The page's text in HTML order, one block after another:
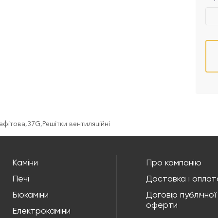
,37G,Решітки вентиляційні
Каміни
Печі
Біокаміни
Електрокаміни
Про компанію
Доставка і
Договір публічної
оферти